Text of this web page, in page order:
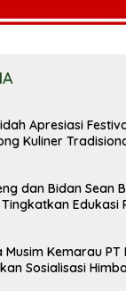
Apresiasi
Kuliner
dan Bidan Sean
Edukasi
Musim Kemarau PT
Sosialisasi